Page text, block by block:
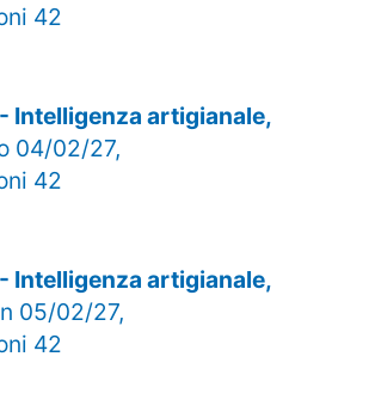
42
Intelligenza artigianale,
04/02/27,
42
Intelligenza artigianale,
05/02/27,
42